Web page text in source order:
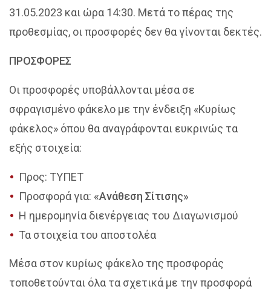
31.05.2023 και ώρα 14:30. Μετά το πέρας της
προθεσμίας, οι προσφορές δεν θα γίνονται δεκτές.
ΠΡΟΣΦΟΡΕΣ
Οι προσφορές υποβάλλονται μέσα σε
σφραγισμένο φάκελο με την ένδειξη «Κυρίως
φάκελος» όπου θα αναγράφονται ευκρινώς τα
εξής στοιχεία:
Προς: ΤΥΠΕΤ
Προσφορά για: «Ανάθεση Σίτισης»
Η ημερομηνία διενέργειας του Διαγωνισμού
Τα στοιχεία του αποστολέα
Μέσα στον κυρίως φάκελο της προσφοράς
τοποθετούνται όλα τα σχετικά με την προσφορά